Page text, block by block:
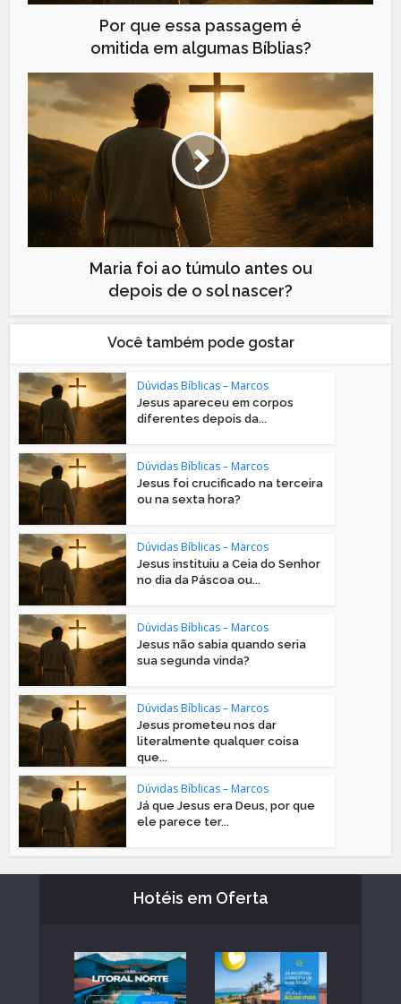
Por que essa passagem é
omitida em algumas Bíblias?
Maria foi ao túmulo antes ou
depois de o sol nascer?
Você também pode gostar
Dúvidas Bíblicas – Marcos
Jesus apareceu em corpos
diferentes depois da...
Dúvidas Bíblicas – Marcos
Jesus foi crucificado na terceira
ou na sexta hora?
Dúvidas Bíblicas – Marcos
Jesus instituiu a Ceia do Senhor
no dia da Páscoa ou...
Dúvidas Bíblicas – Marcos
Jesus não sabia quando seria
sua segunda vinda?
Dúvidas Bíblicas – Marcos
Jesus prometeu nos dar
literalmente qualquer coisa
que...
Dúvidas Bíblicas – Marcos
Já que Jesus era Deus, por que
ele parece ter...
Hotéis em Oferta